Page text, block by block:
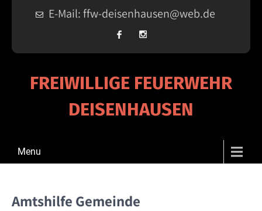
E-Mail: ffw-deisenhausen@web.de
FREIWILLIGE FEUERWEHR
DEISENHAUSEN
Menu
Amtshilfe Gemeinde